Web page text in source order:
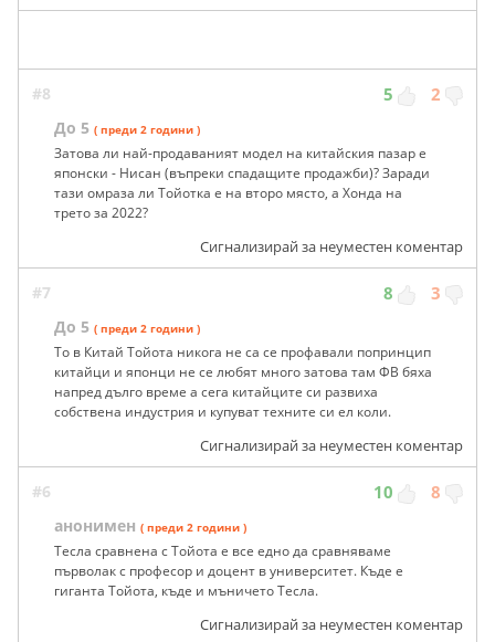
#8 5 2
До 5 ( преди 2 години )
Затова ли най-продаваният модел на китайския пазар е
японски - Нисан (въпреки спадащите продажби)? Заради
тази омраза ли Тойотка е на второ място, а Хонда на
трето за 2022?
Сигнализирай за неуместен коментар
#7 8 3
До 5 ( преди 2 години )
То в Китай Тойота никога не са се профавали попринцип
китайци и японци не се любят много затова там ФВ бяха
напред дълго време а сега китайците си развиха
собствена индустрия и купуват техните си ел коли.
Сигнализирай за неуместен коментар
#6 10 8
анонимен ( преди 2 години )
Тесла сравнена с Тойота е все едно да сравняваме
първолак с професор и доцент в университет. Къде е
гиганта Тойота, къде и мъничето Тесла.
Сигнализирай за неуместен коментар